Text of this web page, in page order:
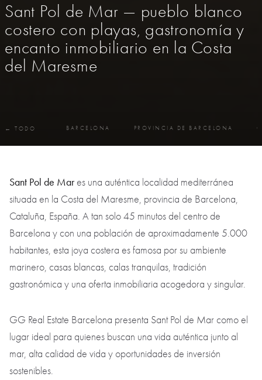
Sant Pol de Mar — pueblo blanco
costero con playas, gastronomía y
encanto inmobiliario en la Costa
del Maresme
← TODO BARCELONA PROVINCIA DE BARCELONA
Sant Pol de Mares una auténtica localidad mediterránea
situada en la Costa del Maresme, provincia de Barcelona,
Cataluña, España. A tan solo 45 minutos del centro de
Barcelona y con una población de aproximadamente 5.000
habitantes, esta joya costera es famosa por su ambiente
marinero, casas blancas, calas tranquilas, tradición
gastronómica y una oferta inmobiliaria acogedora y singular.
GG Real Estate Barcelona presenta Sant Pol de Mar como el
lugar ideal para quienes buscan una vida auténtica junto al
mar, alta calidad de vida y oportunidades de inversión
sostenibles.